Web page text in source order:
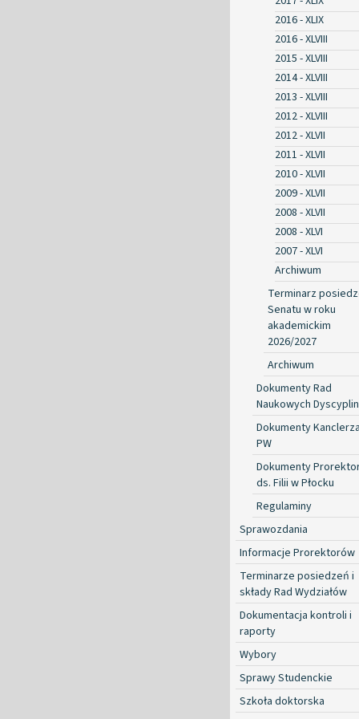
2016 - XLIX
2016 - XLVIII
2015 - XLVIII
2014 - XLVIII
2013 - XLVIII
2012 - XLVIII
2012 - XLVII
2011 - XLVII
2010 - XLVII
2009 - XLVII
2008 - XLVII
2008 - XLVI
2007 - XLVI
Archiwum
Terminarz
Senatu w roku
akademickim
2026/2027
Archiwum
Dokumenty Rad
Naukowych Dyscyplin
Dokumenty
PW
Dokumenty
ds. Filii w Płocku
Regulaminy
Sprawozdania
Informacje Prorektorów
Terminarze posiedzeń i
składy Rad Wydziałów
Dokumentacja kontroli i
raporty
Wybory
Sprawy Studenckie
Szkoła doktorska